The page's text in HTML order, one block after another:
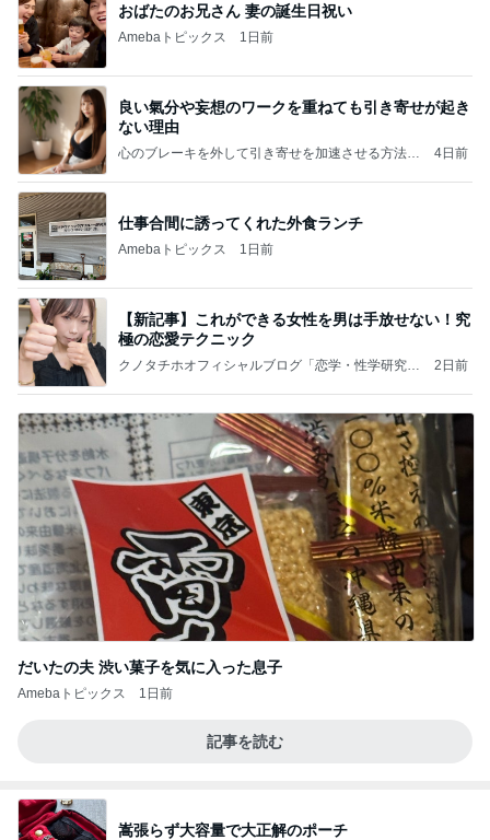
おばたのお兄さん 妻の誕生日祝い
Amebaトピックス 1日前
良い氣分や妄想のワークを重ねても引き寄せが起き
ない理由
心のブレーキを外して引き寄せを加速させる方法：
4日前
仕事合間に誘ってくれた外食ランチ
Amebaトピックス 1日前
【新記事】これができる女性を男は手放せない！究
極の恋愛テクニック
クノタチホオフィシャルブログ「恋学・性学研究
2日前
だいたの夫 渋い菓子を気に入った息子
Amebaトピックス 1日前
記事を読む
嵩張らず大容量で大正解のポーチ